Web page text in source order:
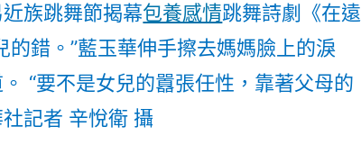
揭
幕〉
族跳舞節揭幕包養感情跳舞詩劇《在遠
的錯。”藍玉華伸手擦去媽媽臉上的淚
“要不是女兒的囂張任性，靠著父母的
記者 辛悅衛 攝